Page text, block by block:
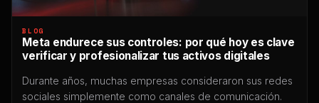
BLOG
Meta endurece sus controles: por qué hoy es clave
verificar y profesionalizar tus activos digitales
Durante años, muchas empresas consideraron sus redes
sociales simplemente como canales de comunicación.